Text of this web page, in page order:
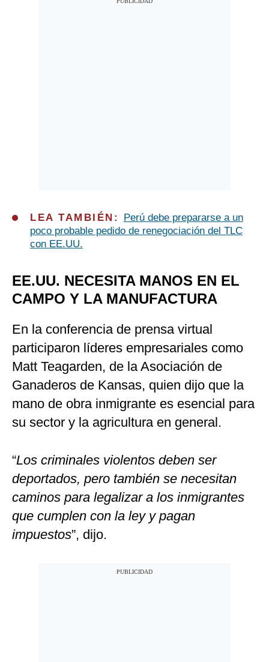
LEA TAMBIÉN:
Perú debe prepararse a un
poco probable pedido de renegociación del TLC
con EE.UU.
EE.UU. NECESITA MANOS EN EL
CAMPO Y LA MANUFACTURA
En la conferencia de prensa virtual
participaron líderes empresariales como
Matt Teagarden, de la Asociación de
Ganaderos de Kansas, quien dijo que la
mano de obra inmigrante es esencial para
su sector y la agricultura en general.
“Los criminales violentos deben ser
deportados, pero también se necesitan
caminos para legalizar a los inmigrantes
que cumplen con la ley y pagan
impuestos”, dijo.